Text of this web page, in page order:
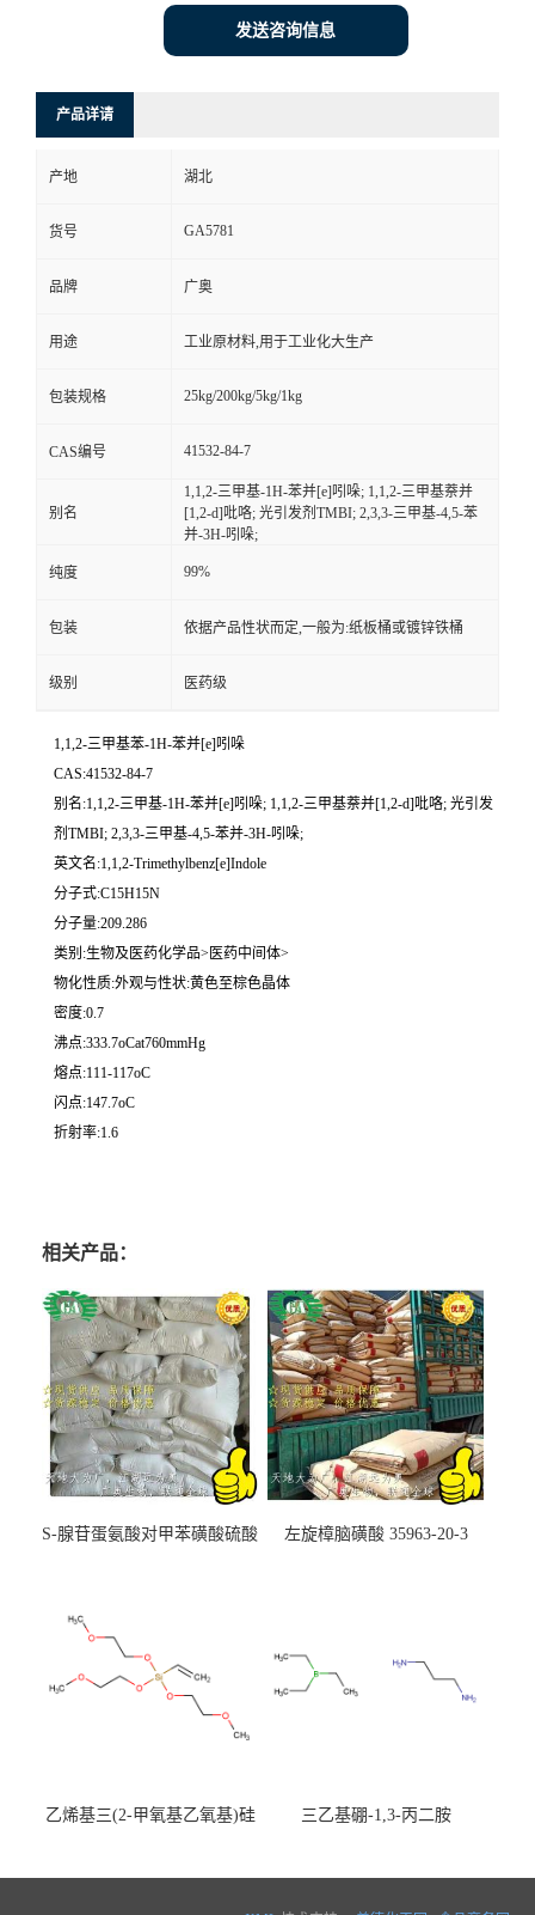
发送咨询信息
产品详请
产地 湖北
货号 GA5781
品牌 广奥
用途 工业原材料,用于工业化大生产
包装规格 25kg/200kg/5kg/1kg
CAS编号 41532-84-7
别名
1,1,2-三甲基-1H-苯并[e]吲哚; 1,1,2-三甲基萘并
[1,2-d]吡咯; 光引发剂TMBI; 2,3,3-三甲基-4,5-苯
并-3H-吲哚;
纯度 99%
包装 依据产品性状而定,一般为:纸板桶或镀锌铁桶
级别 医药级
1,1,2-三甲基苯-1H-苯并[e]吲哚
CAS:41532-84-7
别名:1,1,2-三甲基-1H-苯并[e]吲哚; 1,1,2-三甲基萘并[1,2-d]吡咯; 光引发
剂TMBI; 2,3,3-三甲基-4,5-苯并-3H-吲哚;
英文名:1,1,2-Trimethylbenz[e]Indole
分子式:C15H15N
分子量:209.286
类别:生物及医药化学品>医药中间体>
物化性质:外观与性状:黄色至棕色晶体
密度:0.7
沸点:333.7oCat760mmHg
熔点:111-117oC
闪点:147.7oC
折射率:1.6
相关产品：
S-腺苷蛋氨酸对甲苯磺酸硫酸
左旋樟脑磺酸 35963-20-3
乙烯基三(2-甲氧基乙氧基)硅
三乙基硼-1,3-丙二胺